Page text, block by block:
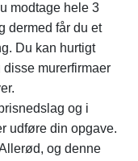
modtage hele 3
dermed får du et
Du kan hurtigt
murerfirmaer
og i
udføre din opgave.
og denne